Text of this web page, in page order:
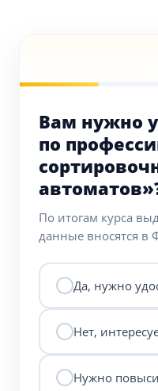
Вам нужно
по
По итогам курса
данные вносятся
Да, нужно
Нет,
Нужно